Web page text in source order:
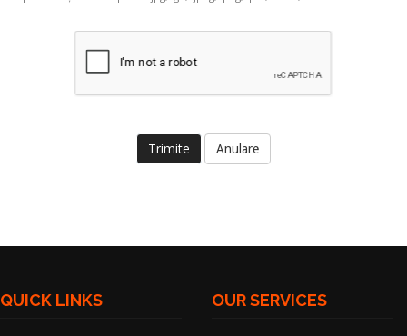
Anulare
QUICK LINKS OUR SERVICES